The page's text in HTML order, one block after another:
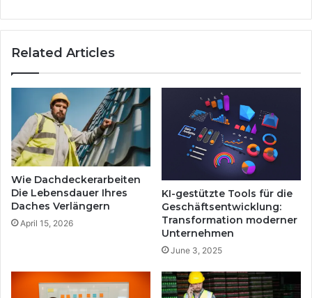
Related Articles
Wie Dachdeckerarbeiten
Die Lebensdauer Ihres
Daches Verlängern
April 15, 2026
KI-gestützte Tools für die
Geschäftsentwicklung:
Transformation moderner
Unternehmen
June 3, 2025